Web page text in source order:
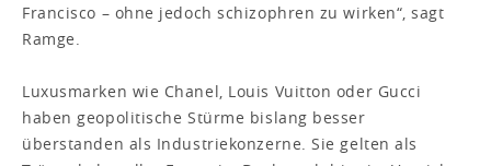
Francisco – ohne jedoch schizophren zu wirken“, sagt
Ramge.
Luxusmarken wie Chanel, Louis Vuitton oder Gucci
haben geopolitische Stürme bislang besser
überstanden als Industriekonzerne. Sie gelten als